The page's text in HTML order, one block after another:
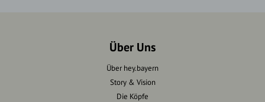
Über Uns
Über hey.bayern
Story & Vision
Die Köpfe